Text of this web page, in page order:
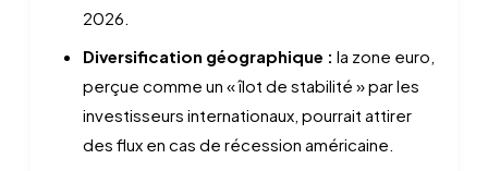
2026.
Diversification géographique : la zone euro,
perçue comme un « îlot de stabilité » par les
investisseurs internationaux, pourrait attirer
des flux en cas de récession américaine.